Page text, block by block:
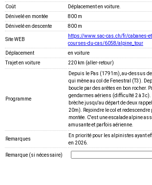
Coût
Déplacement en voiture.
Dénivelé en montée
800 m
Dénivelé en descente
800 m
Site WEB
https://www.sac-cas.ch/fr/cabanes-
courses-du-cas/6058/alpine_tour
Déplacement
en voiture
Trajet en voiture
220 km (aller-retour)
Programme
Depuis le Pas (1791m), au-dessus
qui mène au col de Fenestral (T3).
boucle par des arêtes en bon rocher.
gendarmes aériens (difficulté 2 à 3c).
brèche jusqu'au départ de deux
20m). Rejoindre le col et redescendre
montée. C'est une escalade alpine
amusante et parfois aérienne.
Remarques
En priorité pour les alpinistes ayant
en 2026.
Remarque (si nécessaire)